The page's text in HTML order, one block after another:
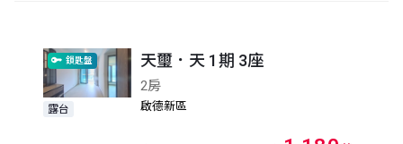
鎖匙盤
露台
天璽．天 1期 3座
2房
啟德新區